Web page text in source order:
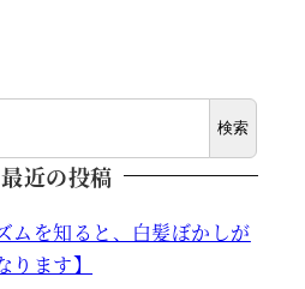
検索
最近の投稿
ムを知ると、白髪ぼかしが
ります】